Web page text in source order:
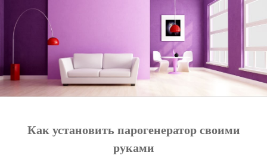
Как установить парогенератор своими
руками